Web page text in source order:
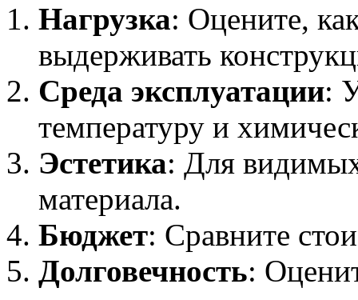
Нагрузка: Оцените,
выдерживать
Среда эксплуатации:
температуру и
Эстетика: Для
материала.
Бюджет: Сравните
Долговечность: